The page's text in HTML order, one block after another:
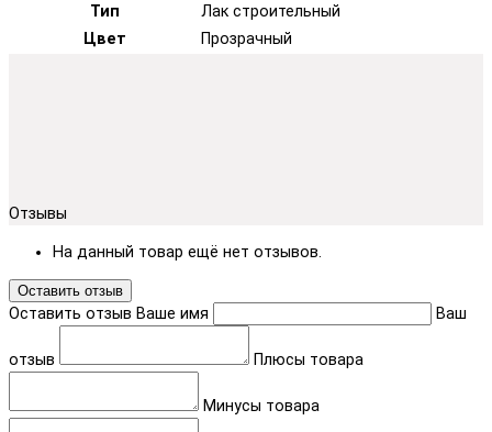
Тип
Лак строительный
Цвет
Прозрачный
Отзывы
На данный товар ещё нет отзывов.
Оставить отзыв
Оставить отзыв Ваше имя Ваш
отзыв Плюсы товара
Минусы товара